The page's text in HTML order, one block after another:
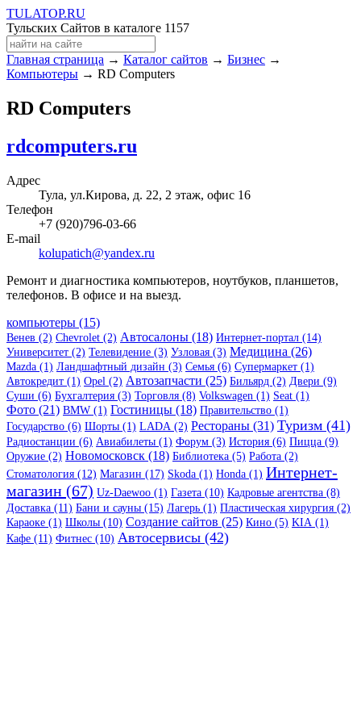
TULATOP.RU
Тульских Сайтов в каталоге 1157
Главная страница → Каталог сайтов → Бизнес →
Компьютеры → RD Computers
RD Computers
rdcomputers.ru
Адрес
Тула, ул.Кирова, д. 22, 2 этаж, офис 16
Телефон
+7 (920)796-03-66
E-mail
kolupatich@yandex.ru
Ремонт и диагностика компьютеров, ноутбуков, планшетов,
телефонов. В офисе и на выезд.
компьютеры (15)
Венев (2) Chevrolet (2) Автосалоны (18) Интернет-портал (14)
Университет (2) Телевидение (3) Узловая (3) Медицина (26)
Mazda (1) Ландшафтный дизайн (3) Семья (6) Супермаркет (1)
Автокредит (1) Opel (2) Автозапчасти (25) Бильярд (2) Двери (9)
Суши (6) Бухгалтерия (3) Торговля (8) Volkswagen (1) Seat (1)
Фото (21) BMW (1) Гостиницы (18) Правительство (1)
Государство (6) Шорты (1) LADA (2) Рестораны (31) Туризм (41)
Радиостанции (6) Авиабилеты (1) Форум (3) История (6) Пицца (9)
Оружие (2) Новомосковск (18) Библиотека (5) Работа (2)
Стоматология (12) Магазин (17) Skoda (1) Honda (1) Интернет-
магазин (67) Uz-Daewoo (1) Газета (10) Кадровые агентства (8)
Доставка (11) Бани и сауны (15) Лагерь (1) Пластическая хирургия (2)
Караоке (1) Школы (10) Создание сайтов (25) Кино (5) KIA (1)
Кафе (11) Фитнес (10) Автосервисы (42)